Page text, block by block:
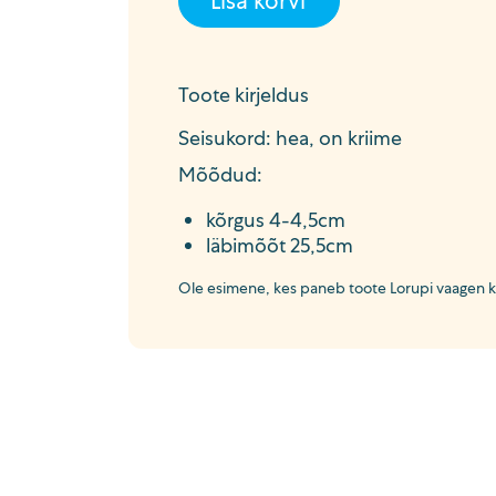
Toote kirjeldus
Seisukord: hea, on kriime
Mõõdud:
kõrgus 4-4,5cm
läbimõõt 25,5cm
Ole esimene, kes paneb toote Lorupi vaagen